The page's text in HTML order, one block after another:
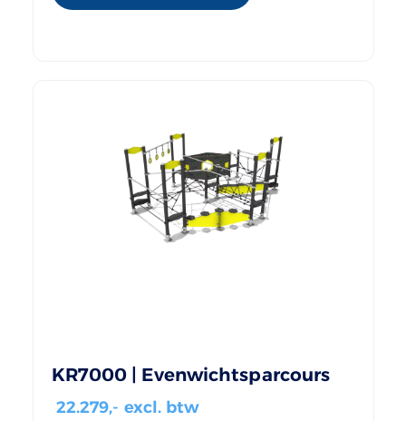
KR7000 | Evenwichtsparcours
22.279,- excl. btw